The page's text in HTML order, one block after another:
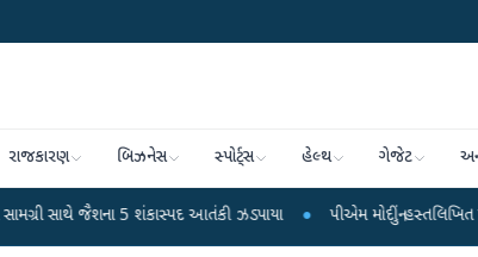
રાજકારણ બિઝનેસ સ્પોર્ટ્સ હેલ્થ ગેજેટ
5 શંકાસ્પદ આતંકી ઝડપાયા ● પીએમ મોદીનું હસ્તલિખિત પોસ્ટકાર્ડ